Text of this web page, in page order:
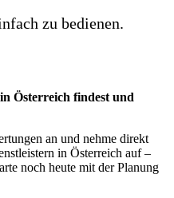
zu bedienen.
Österreich findest und
an und nehme direkt
in Österreich auf –
noch heute mit der Planung